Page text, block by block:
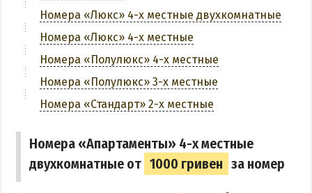
Виндсерфинг
Рыбалка
ДОСТОПРИМЕЧАТЕЛЬНОСТИ
Памятники и скульптуры
Бердянские маяки
ЗАБРОНИРОВАТЬ
Номера «Люкс» 4-х местные двухкомнатные
Номера «Люкс» 4-х местные
Номера «Полулюкс» 4-х местные
Номера «Полулюкс» 3-х местные
Номера «Стандарт» 2-х местные
Номера «Апартаменты» 4-х местные
двухкомнатные от 1000 гривен за номер